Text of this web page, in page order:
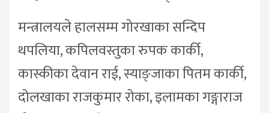
मन्त्रालयले हालसम्म गोरखाका सन्दिप
थपलिया, कपिलवस्तुका रुपक कार्की,
कास्कीका देवान राई, स्याङ्जाका पितम कार्की,
दोलखाका राजकुमार रोका, इलामका गङ्गाराज